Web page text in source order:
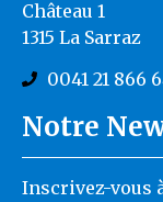
Château 1
1315 La Sarraz
0041 21 866
Notre
Inscrivez-vous